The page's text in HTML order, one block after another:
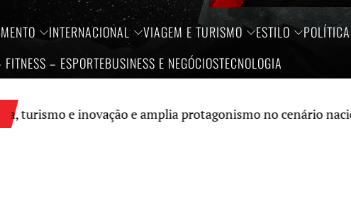
INTERNACIONAL VIAGEM E TURISMO ESTILO POLÍTICA
– ESPORTEBUSINESS E NEGÓCIOSTECNOLOGIA
e inovação e amplia protagonismo no cenário nacional